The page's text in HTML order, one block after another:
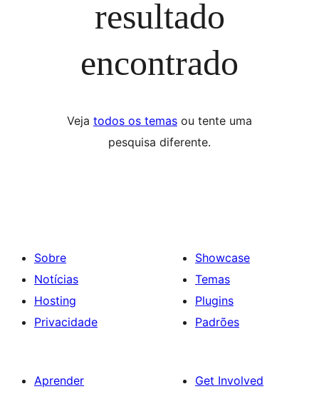
resultado
encontrado
Veja todos os temas ou tente uma
pesquisa diferente.
Sobre
Notícias
Hosting
Privacidade
Showcase
Temas
Plugins
Padrões
Aprender
Get Involved